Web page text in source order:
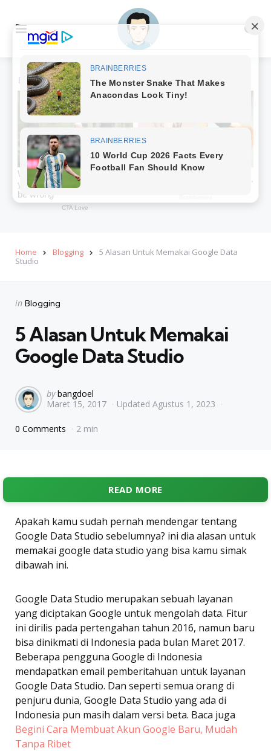
Menu
Home Blogging
5 Alasan Untuk Memakai Google Data
Studio
Categories
Posted
in Blogging
5 Alasan Untuk Memakai
Google Data Studio
Posted
by
by bangdoel
Maret 15, 2017
Updated Agustus 1, 2023
0 Comments 2 min
READ MORE
Apakah kamu sudah pernah mendengar tentang
Google Data Studio sebelumnya? ini dia alasan untuk
memakai google data studio yang bisa kamu simak
dibawah ini.
Google Data Studio merupakan sebuah layanan
yang diciptakan Google untuk mengolah data. Fitur
ini dirilis pada pertengahan tahun 2016, namun baru
bisa dinikmati di Indonesia pada bulan Maret 2017.
Beberapa pengguna Google di Indonesia
mendapatkan email pemberitahuan untuk layanan
Google Data Studio. Dan seperti semua orang di
penjuru dunia, Google Data Studio yang ada di
Indonesia pun masih dalam versi beta. Baca juga
Begini Cara Membuat Akun Google Baru, Mudah
Tanpa Ribet